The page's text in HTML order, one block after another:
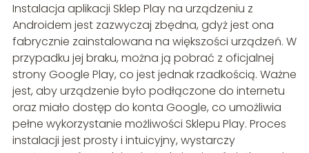
Instalacja aplikacji Sklep Play na urządzeniu z
Androidem jest zazwyczaj zbędna, gdyż jest ona
fabrycznie zainstalowana na większości urządzeń. W
przypadku jej braku, można ją pobrać z oficjalnej
strony Google Play, co jest jednak rzadkością. Ważne
jest, aby urządzenie było podłączone do internetu
oraz miało dostęp do konta Google, co umożliwia
pełne wykorzystanie możliwości Sklepu Play. Proces
instalacji jest prosty i intuicyjny, wystarczy